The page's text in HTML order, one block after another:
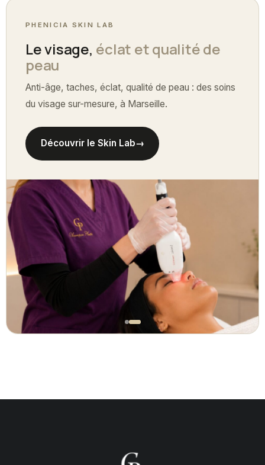
PHENICIA SKIN LAB
Le visage, éclat et qualité de
peau
Anti-âge, taches, éclat, qualité de peau : des soins
du visage sur-mesure, à Marseille.
Découvrir le Skin Lab→